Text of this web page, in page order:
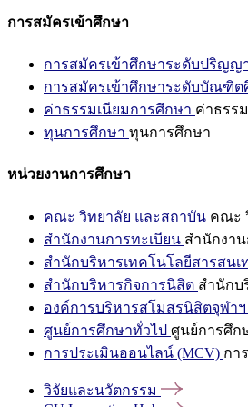
การสมัครเข้าศึกษา
การสมัครเข้าศึกษาระดับปริญ
การสมัครเข้าศึกษาระดับบัณฑิต
ค่าธรรมเนียมการศึกษา ค่าธรร
ทุนการศึกษา ทุนการศึกษา
หน่วยงานการศึกษา
คณะ วิทยาลัย และสถาบัน คณะ
สำนักงานการทะเบียน สำนักงา
สำนักบริหารเทคโนโลยีสารสนเ
สำนักบริหารกิจการนิสิต สำนักบ
องค์การบริหารสโมสรนิสิตจุฬาฯ
ศูนย์การศึกษาทั่วไป ศูนย์การศึก
การประเมินออนไลน์ (MCV) กา
วิจัยและนวัตกรรม